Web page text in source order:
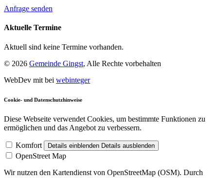
Anfrage senden
Aktuelle Termine
Aktuell sind keine Termine vorhanden.
© 2026 Gemeinde Gingst, Alle Rechte vorbehalten
WebDev mit bei webinteger
Cookie- und Datenschutzhinweise
Diese Webseite verwendet Cookies, um bestimmte Funktionen zu
ermöglichen und das Angebot zu verbessern.
Komfort Details einblenden Details ausblenden
OpenStreet Map
Wir nutzen den Kartendienst von OpenStreetMap (OSM). Durch